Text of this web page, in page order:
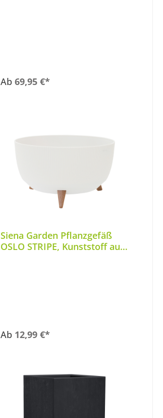
Ab 69,95 €*
Siena Garden Pflanzgefäß
OSLO STRIPE, Kunststoff auf
Ab 12,99 €*